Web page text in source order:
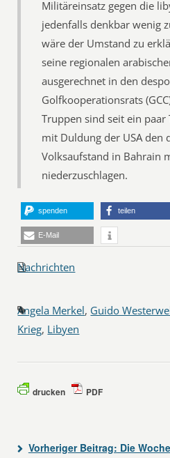
Militäreinsatz gegen die
jedenfalls denkbar wenig
wäre der Umstand zu
seine regionalen
ausgerechnet in den
Golfkooperationsrats
Truppen sind seit ein
mit Duldung der USA den
Volksaufstand in Bahrain
niederzuschlagen.
spenden teilen
E-Mail
Nachrichten
Angela Merkel, Guido
Krieg, Libyen
drucken PDF
Vorheriger Beitrag: Die